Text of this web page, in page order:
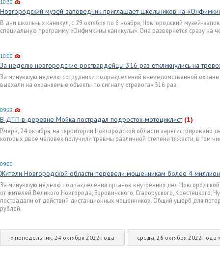
10:30
Новгородский музей-заповедник приглашает школьников на
В дни школьных каникул, с 29 октября по 6 ноября, Новгородский музей-
специальную программу «Онфимкины каникулы». Она развернётся сразу на
10:00
За неделю новгородские росгвардейцы 316 раз откликнулись на
За минувшую неделю сотрудники подразделений вневедомственной
выехали на охраняемые объекты по сигналу «тревога» 316 раз.
09:22
В ДТП в деревне Мойка пострадал подросток-мотоциклист (1)
Вчера, 24 октября, на территории Новгородской области зарегистрировано
которых двое человек получили травмы различной степени тяжести, в том
09:00
Жители Новгородской области перевели мошенникам более 4
За минувшую неделю подразделения органов внутренних дел
от жителей Великого Новгорода, Боровичского, Староруского, Крестецкого,
пострадали от действий дистанционных мошенников. Общий ущерб для
рублей.
« понедельник, 24 октября 2022 года среда, 26 октября 2022 года